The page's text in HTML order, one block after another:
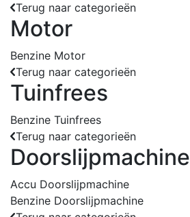
Terug naar categorieën
Motor
Benzine Motor
Terug naar categorieën
Tuinfrees
Benzine Tuinfrees
Terug naar categorieën
Doorslijpmachine
Accu Doorslijpmachine
Benzine Doorslijpmachine